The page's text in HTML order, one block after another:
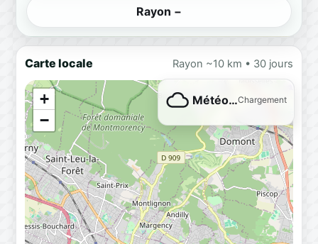
Rayon −
Carte locale Rayon ~10 km • 30 jours
+
−
Météo…Chargement